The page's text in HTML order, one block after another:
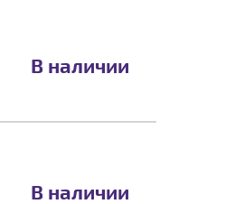
В наличии
В наличии